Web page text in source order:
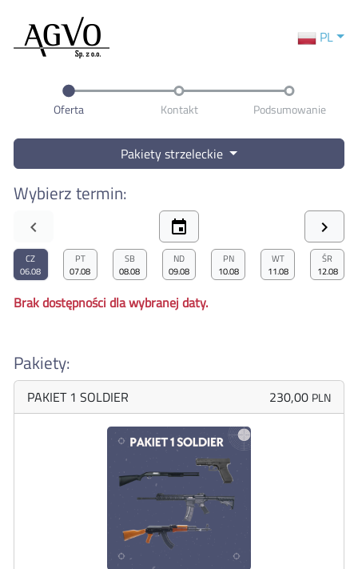
PL
Oferta Kontakt Podsumowanie
Pakiety strzeleckie
Wybierz termin:
chevron_left event chevron_right
CZ
06.08
PT
07.08
SB
08.08
ND
09.08
PN
10.08
WT
11.08
ŚR
12.08
Brak dostępności dla wybranej daty.
Pakiety:
PAKIET 1 SOLDIER 230,00 PLN